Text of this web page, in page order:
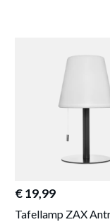
€ 19,99
Tafellamp ZAX